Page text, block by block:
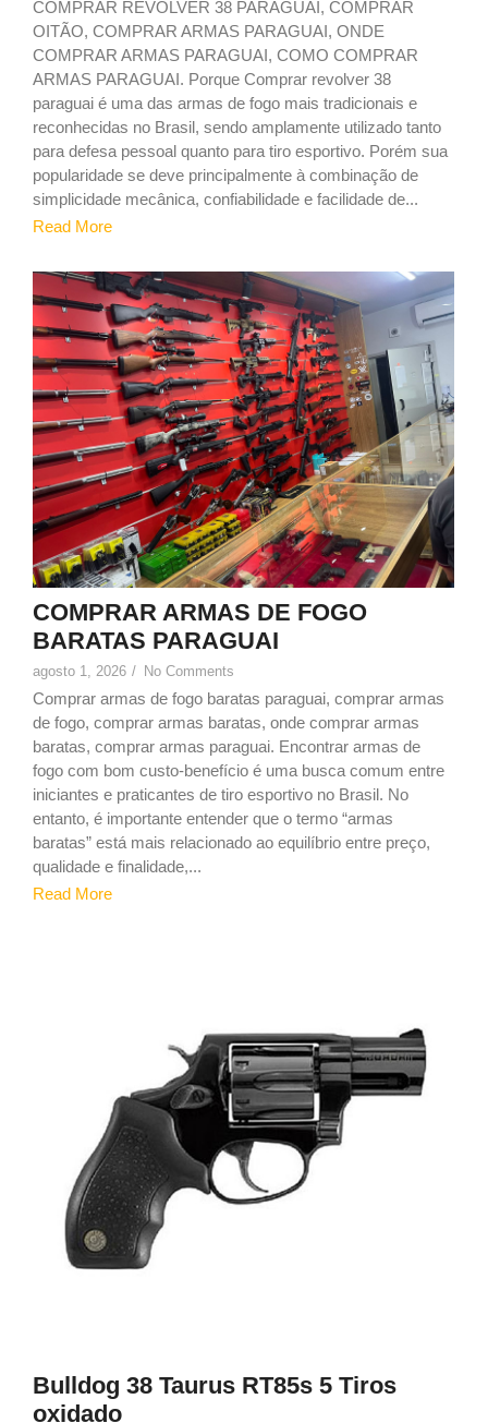
COMPRAR REVOLVER 38 PARAGUAI, COMPRAR
OITÃO, COMPRAR ARMAS PARAGUAI, ONDE
COMPRAR ARMAS PARAGUAI, COMO COMPRAR
ARMAS PARAGUAI. Porque Comprar revolver 38
paraguai é uma das armas de fogo mais tradicionais e
reconhecidas no Brasil, sendo amplamente utilizado tanto
para defesa pessoal quanto para tiro esportivo. Porém sua
popularidade se deve principalmente à combinação de
simplicidade mecânica, confiabilidade e facilidade de...
Read More
1
COMPRAR ARMAS DE FOGO
BARATAS PARAGUAI
agosto 1, 2026 / No Comments
Comprar armas de fogo baratas paraguai, comprar armas
de fogo, comprar armas baratas, onde comprar armas
baratas, comprar armas paraguai. Encontrar armas de
fogo com bom custo-benefício é uma busca comum entre
iniciantes e praticantes de tiro esportivo no Brasil. No
entanto, é importante entender que o termo “armas
baratas” está mais relacionado ao equilíbrio entre preço,
qualidade e finalidade,...
Read More
Bulldog 38 Taurus RT85s 5 Tiros
oxidado